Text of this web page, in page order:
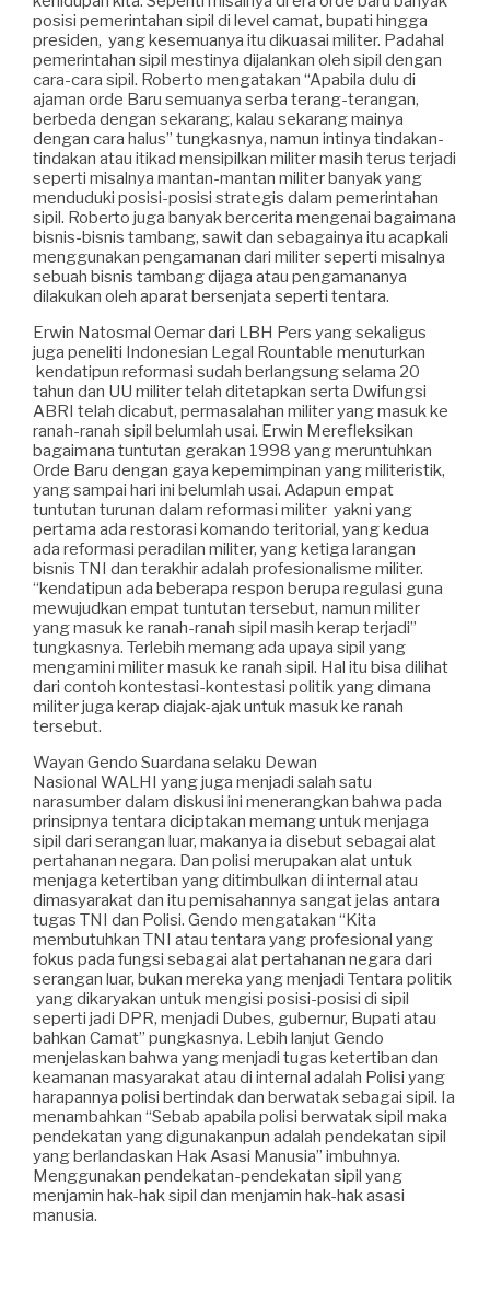
posisi pemerintahan sipil di level camat, bupati hingga
presiden, yang kesemuanya itu dikuasai militer. Padahal
pemerintahan sipil mestinya dijalankan oleh sipil dengan
cara-cara sipil. Roberto mengatakan “Apabila dulu di
ajaman orde Baru semuanya serba terang-terangan,
berbeda dengan sekarang, kalau sekarang mainya
dengan cara halus” tungkasnya, namun intinya tindakan-
tindakan atau itikad mensipilkan militer masih terus terjadi
seperti misalnya mantan-mantan militer banyak yang
menduduki posisi-posisi strategis dalam pemerintahan
sipil. Roberto juga banyak bercerita mengenai bagaimana
bisnis-bisnis tambang, sawit dan sebagainya itu acapkali
menggunakan pengamanan dari militer seperti misalnya
sebuah bisnis tambang dijaga atau pengamananya
dilakukan oleh aparat bersenjata seperti tentara.
Erwin Natosmal Oemar dari LBH Pers yang sekaligus
juga peneliti Indonesian Legal Rountable menuturkan
kendatipun reformasi sudah berlangsung selama 20
tahun dan UU militer telah ditetapkan serta Dwifungsi
ABRI telah dicabut, permasalahan militer yang masuk ke
ranah-ranah sipil belumlah usai. Erwin Merefleksikan
bagaimana tuntutan gerakan 1998 yang meruntuhkan
Orde Baru dengan gaya kepemimpinan yang militeristik,
yang sampai hari ini belumlah usai. Adapun empat
tuntutan turunan dalam reformasi militer yakni yang
pertama ada restorasi komando teritorial, yang kedua
ada reformasi peradilan militer, yang ketiga larangan
bisnis TNI dan terakhir adalah profesionalisme militer.
“kendatipun ada beberapa respon berupa regulasi guna
mewujudkan empat tuntutan tersebut, namun militer
yang masuk ke ranah-ranah sipil masih kerap terjadi”
tungkasnya. Terlebih memang ada upaya sipil yang
mengamini militer masuk ke ranah sipil. Hal itu bisa dilihat
dari contoh kontestasi-kontestasi politik yang dimana
militer juga kerap diajak-ajak untuk masuk ke ranah
tersebut.
Wayan Gendo Suardana selaku Dewan
Nasional WALHI yang juga menjadi salah satu
narasumber dalam diskusi ini menerangkan bahwa pada
prinsipnya tentara diciptakan memang untuk menjaga
sipil dari serangan luar, makanya ia disebut sebagai alat
pertahanan negara. Dan polisi merupakan alat untuk
menjaga ketertiban yang ditimbulkan di internal atau
dimasyarakat dan itu pemisahannya sangat jelas antara
tugas TNI dan Polisi. Gendo mengatakan “Kita
membutuhkan TNI atau tentara yang profesional yang
fokus pada fungsi sebagai alat pertahanan negara dari
serangan luar, bukan mereka yang menjadi Tentara politik
yang dikaryakan untuk mengisi posisi-posisi di sipil
seperti jadi DPR, menjadi Dubes, gubernur, Bupati atau
bahkan Camat” pungkasnya. Lebih lanjut Gendo
menjelaskan bahwa yang menjadi tugas ketertiban dan
keamanan masyarakat atau di internal adalah Polisi yang
harapannya polisi bertindak dan berwatak sebagai sipil. Ia
menambahkan “Sebab apabila polisi berwatak sipil maka
pendekatan yang digunakanpun adalah pendekatan sipil
yang berlandaskan Hak Asasi Manusia” imbuhnya.
Menggunakan pendekatan-pendekatan sipil yang
menjamin hak-hak sipil dan menjamin hak-hak asasi
manusia.